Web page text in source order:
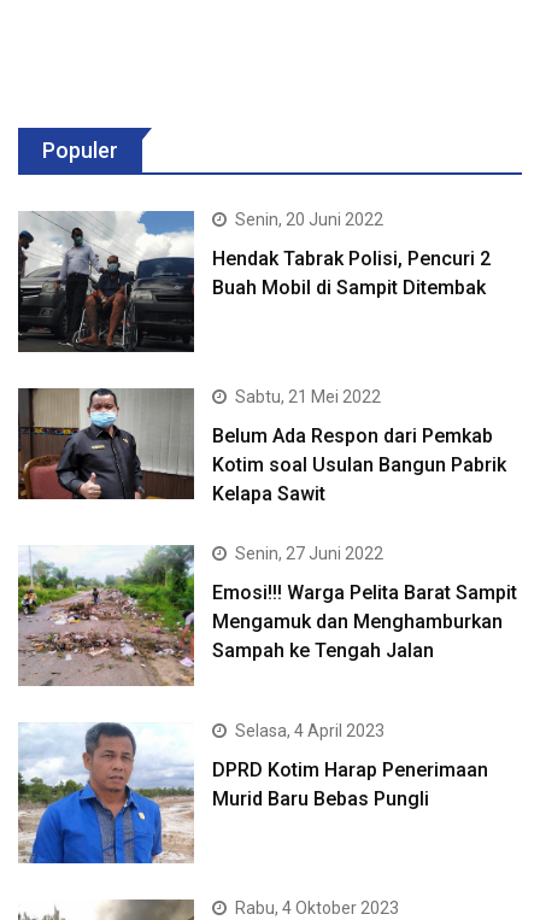
Populer
Senin, 20 Juni 2022
Hendak Tabrak Polisi, Pencuri 2
Buah Mobil di Sampit Ditembak
Sabtu, 21 Mei 2022
Belum Ada Respon dari Pemkab
Kotim soal Usulan Bangun Pabrik
Kelapa Sawit
Senin, 27 Juni 2022
Emosi!!! Warga Pelita Barat Sampit
Mengamuk dan Menghamburkan
Sampah ke Tengah Jalan
Selasa, 4 April 2023
DPRD Kotim Harap Penerimaan
Murid Baru Bebas Pungli
Rabu, 4 Oktober 2023